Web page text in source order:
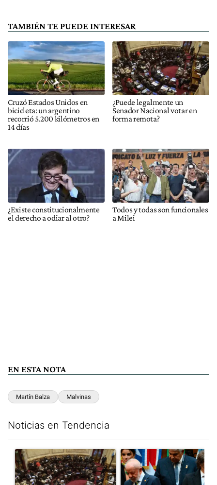
TAMBIÉN TE PUEDE INTERESAR
Cruzó Estados Unidos en
bicicleta: un argentino
recorrió 5.200 kilómetros en
14 días
¿Puede legalmente un
Senador Nacional votar en
forma remota?
¿Existe constitucionalmente
el derecho a odiar al otro?
Todos y todas son funcionales
a Milei
EN ESTA NOTA
Martín Balza Malvinas
Noticias en Tendencia
Un artículo de tendencia con el título "El Senado dio media
Un artículo de tendencia con